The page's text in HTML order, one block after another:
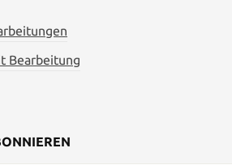
Bearbeitung